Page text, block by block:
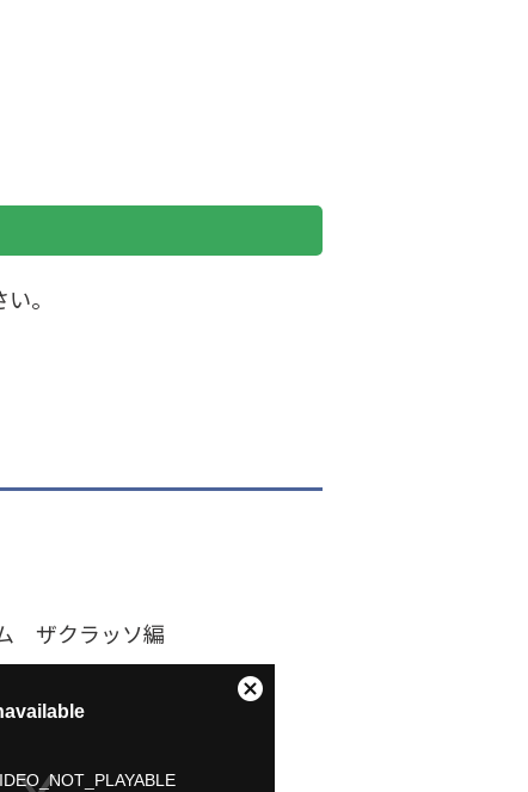
。
ザクラッソ編